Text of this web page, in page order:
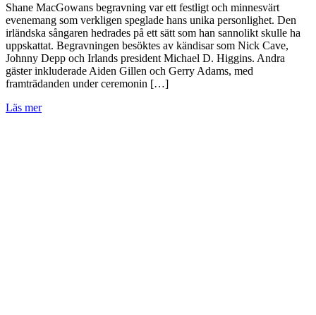
Shane MacGowans begravning var ett festligt och minnesvärt
evenemang som verkligen speglade hans unika personlighet. Den
irländska sångaren hedrades på ett sätt som han sannolikt skulle ha
uppskattat. Begravningen besöktes av kändisar som Nick Cave,
Johnny Depp och Irlands president Michael D. Higgins. Andra
gäster inkluderade Aiden Gillen och Gerry Adams, med
framträdanden under ceremonin […]
Läs mer